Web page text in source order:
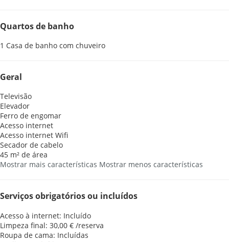
Quartos de banho
1 Casa de banho com chuveiro
Geral
Televisão
Elevador
Ferro de engomar
Acesso internet
Acesso internet Wifi
Secador de cabelo
45 m² de área
Mostrar mais características Mostrar menos características
Serviços obrigatórios ou incluídos
Acesso à internet: Incluído
Limpeza final: 30,00 € /reserva
Roupa de cama: Incluídas